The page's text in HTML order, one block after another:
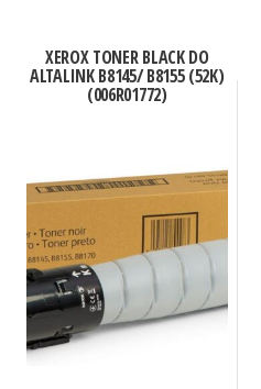
XEROX TONER BLACK DO
ALTALINK B8145/ B8155 (52K)
(006R01772)